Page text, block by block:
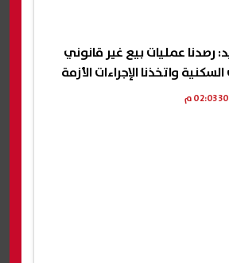
رصدنا عمليات بيع غير قانوني
واتخذنا الإجراءات الأزمة